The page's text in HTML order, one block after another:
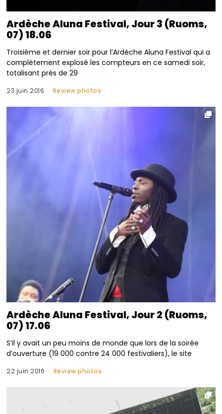
Ardèche Aluna Festival, Jour 3 (Ruoms,
07) 18.06
Troisième et dernier soir pour l’Ardèche Aluna Festival qui a
complètement explosé les compteurs en ce samedi soir,
totalisant près de 29
23 juin 2016 Review photos
Ardèche Aluna Festival, Jour 2 (Ruoms,
07) 17.06
S’il y avait un peu moins de monde que lors de la soirée
d’ouverture (19 000 contre 24 000 festivaliers), le site
22 juin 2016 Review photos